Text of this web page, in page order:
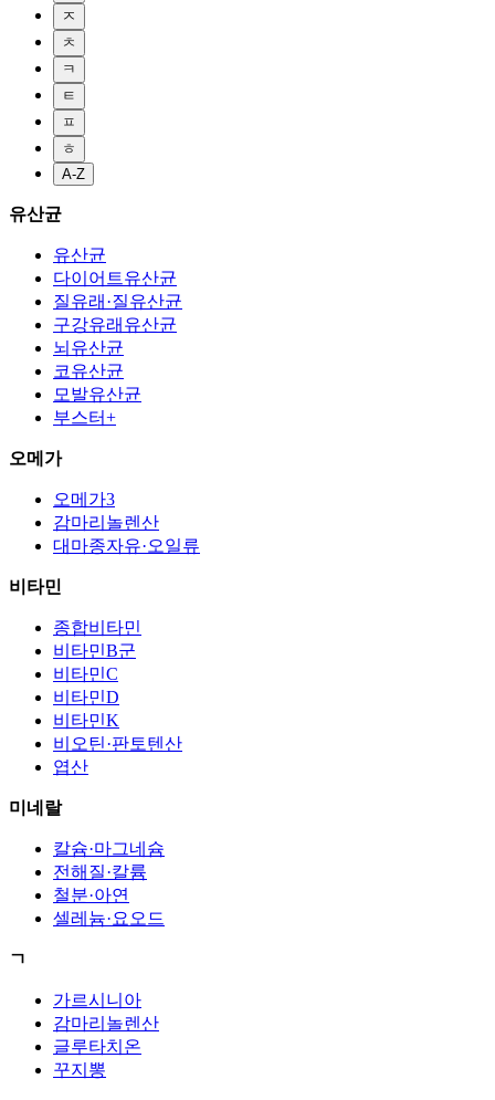
ㅈ
ㅊ
ㅋ
ㅌ
ㅍ
ㅎ
A-Z
유산균
유산균
다이어트유산균
질유래·질유산균
구강유래유산균
뇌유산균
코유산균
모발유산균
부스터+
오메가
오메가3
감마리놀렌산
대마종자유·오일류
비타민
종합비타민
비타민B군
비타민C
비타민D
비타민K
비오틴·판토텐산
엽산
미네랄
칼슘·마그네슘
전해질·칼륨
철분·아연
셀레늄·요오드
ㄱ
가르시니아
감마리놀렌산
글루타치온
꾸지뽕